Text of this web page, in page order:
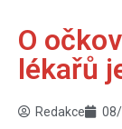
O
lékařů
Redakce